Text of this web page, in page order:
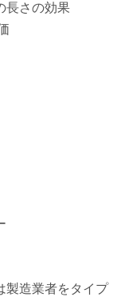
長さの効果
製造業者をタイプ